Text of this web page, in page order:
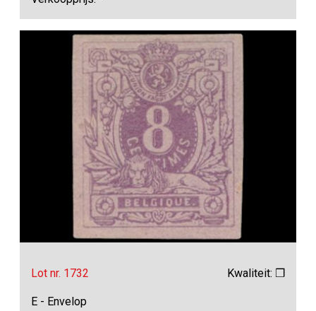
Lot nr. 1732 Kwaliteit: ❒
E - Envelop